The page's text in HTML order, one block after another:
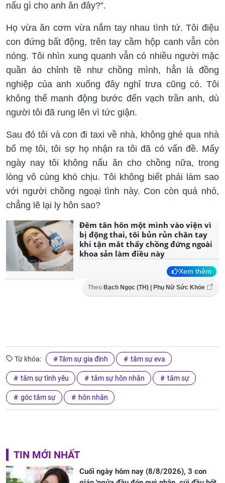
nấu gì cho anh ăn đây?”.
Họ vừa ăn cơm vừa nắm tay nhau tình tứ. Tôi điệu
con đứng bất động, trên tay cầm hộp canh vẫn còn
nóng. Tôi nhìn xung quanh vẫn có nhiều người mặc
quần áo chỉnh tề như chồng mình, hẳn là đồng
nghiệp của anh xuống đây nghỉ trưa cũng có. Tôi
không thể manh động bước đến vạch trần anh, dù
người tôi đã rung lên vì tức giận.
Sau đó tôi và con đi taxi về nhà, không ghé qua nhà
bố mẹ tôi, tôi sợ họ nhận ra tôi đã có vấn đề. Mấy
ngày nay tôi không nấu ăn cho chồng nữa, trong
lòng vô cùng khó chịu. Tôi không biết phải làm sao
với người chồng ngoại tình này. Con còn quá nhỏ,
chẳng lẽ lại ly hôn sao?
Đêm tân hôn một mình vào viện vì
bị động thai, tôi bủn rủn chân tay
khi tận mắt thấy chồng đứng ngoài
khoa sản làm điều này
Xem thêm
Theo Bạch Ngọc (TH) | Phụ Nữ Sức Khỏe
Từ khóa: Tâm sự gia đình tâm sự eva
tâm sự tình yêu tâm sự hôn nhân tâm sự
góc tâm sự hôn nhân
TIN MỚI NHẤT
Cuối ngày hôm nay (8/8/2026), 3 con